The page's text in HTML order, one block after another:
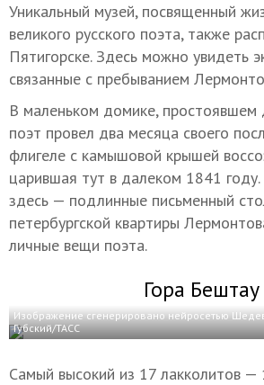
Уникальный музей, посвященный
великого русского поэта, также
Пятигорске. Здесь можно увидеть
связанные с пребыванием
В маленьком домике,
поэт провел два месяца своего
флигеле с камышовой крышей
царившая тут в далеком 1841
здесь — подлинные письменный
петербургской квартиры
личные вещи поэта.
Гора Бештау
Изображение сгенерировано нейросетью
Губский/ТАСС
Самый высокий из 17 лакколитов